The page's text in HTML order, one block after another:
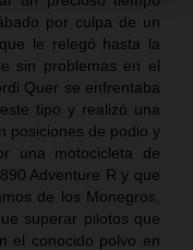
por culpa de un
le relegó hasta la
sin problemas en el
Quer se enfrentaba
tipo y realizó una
posiciones de podio y
una motocicleta de
Adventure R y que
de los Monegros,
superar pilotos que
el conocido polvo en